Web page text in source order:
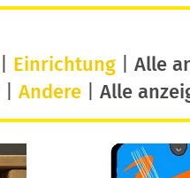
Einrichtung| Alle
Andere Alle